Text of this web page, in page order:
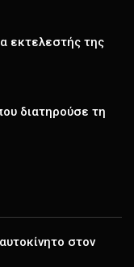
εκτελεστής της
διατηρούσε τη
στον